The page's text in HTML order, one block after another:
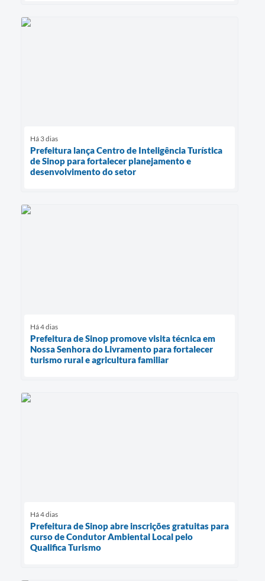
Há 3 dias
Prefeitura lança Centro de Inteligência Turística
de Sinop para fortalecer planejamento e
desenvolvimento do setor
Há 4 dias
Prefeitura de Sinop promove visita técnica em
Nossa Senhora do Livramento para fortalecer
turismo rural e agricultura familiar
Há 4 dias
Prefeitura de Sinop abre inscrições gratuitas para
curso de Condutor Ambiental Local pelo
Qualifica Turismo